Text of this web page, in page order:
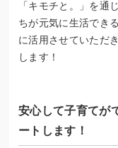
「キモチと。」を通
ちが元気に生活でき
に活用させていただ
します！
安心して子育てが
ートします！